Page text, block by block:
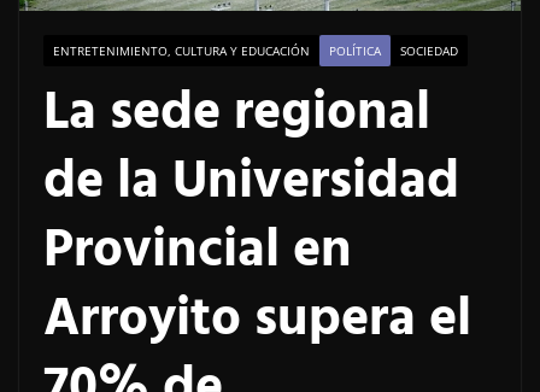
ENTRETENIMIENTO, CULTURA Y EDUCACIÓN POLÍTICA SOCIEDAD
La sede regional
de la Universidad
Provincial en
Arroyito supera el